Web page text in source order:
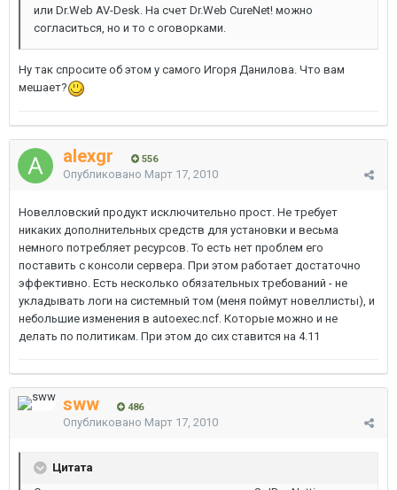
или Dr.Web AV-Desk. На счет Dr.Web CureNet! можно
согласиться, но и то с оговорками.
Ну так спросите об этом у самого Игоря Данилова. Что вам
мешает?
alexgr 556
Опубликовано Март 17, 2010
Новелловский продукт исключительно прост. Не требует
никаких дополнительных средств для установки и весьма
немного потребляет ресурсов. То есть нет проблем его
поставить с консоли сервера. При этом работает достаточно
эффективно. Есть несколько обязательных требований - не
укладывать логи на системный том (меня поймут новеллисты), и
небольшие изменения в autoexec.ncf. Которые можно и не
делать по политикам. При этом до сих ставится на 4.11
sww 486
Опубликовано Март 17, 2010
Цитата